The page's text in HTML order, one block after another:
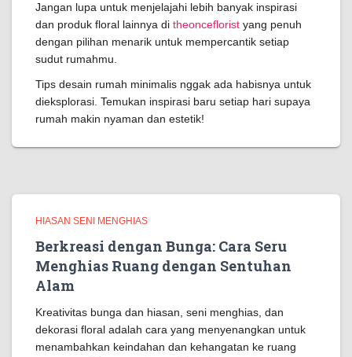
Jangan lupa untuk menjelajahi lebih banyak inspirasi
dan produk floral lainnya di theonceflorist yang penuh
dengan pilihan menarik untuk mempercantik setiap
sudut rumahmu.
Tips desain rumah minimalis nggak ada habisnya untuk
dieksplorasi. Temukan inspirasi baru setiap hari supaya
rumah makin nyaman dan estetik!
HIASAN SENI MENGHIAS
Berkreasi dengan Bunga: Cara Seru
Menghias Ruang dengan Sentuhan
Alam
Kreativitas bunga dan hiasan, seni menghias, dan
dekorasi floral adalah cara yang menyenangkan untuk
menambahkan keindahan dan kehangatan ke ruang